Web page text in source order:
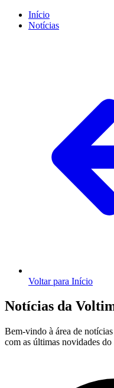
Início
Notícias
Voltar para Início
Notícias da
Bem-vindo à área de
com as últimas novidades do